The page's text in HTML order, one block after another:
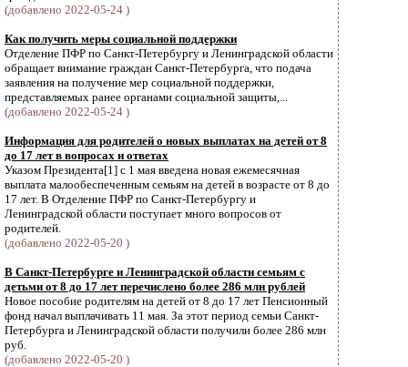
(добавлено 2022-05-24 )
Как получить меры социальной поддержки
Отделение ПФР по Санкт-Петербургу и Ленинградской области
обращает внимание граждан Санкт-Петербурга, что подача
заявления на получение мер социальной поддержки,
представляемых ранее органами социальной защиты,...
(добавлено 2022-05-24 )
Информация для родителей о новых выплатах на детей от 8
до 17 лет в вопросах и ответах
Указом Президента[1] с 1 мая введена новая ежемесячная
выплата малообеспеченным семьям на детей в возрасте от 8 до
17 лет. В Отделение ПФР по Санкт-Петербургу и
Ленинградской области поступает много вопросов от
родителей.
(добавлено 2022-05-20 )
В Санкт-Петербурге и Ленинградской области семьям с
детьми от 8 до 17 лет перечислено более 286 млн рублей
Новое пособие родителям на детей от 8 до 17 лет Пенсионный
фонд начал выплачивать 11 мая. За этот период семьи Санкт-
Петербурга и Ленинградской области получили более 286 млн
руб.
(добавлено 2022-05-20 )